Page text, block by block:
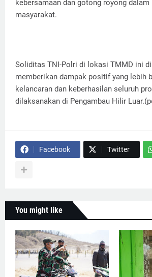
kebersamaan dan gotong royong dalam
masyarakat.
Soliditas TNI-Polri di lokasi TMMD ini
memberikan dampak positif yang lebih
kelancaran dan keberhasilan seluruh
dilaksanakan di Pengambau Hilir
Facebook Twitter
You might like